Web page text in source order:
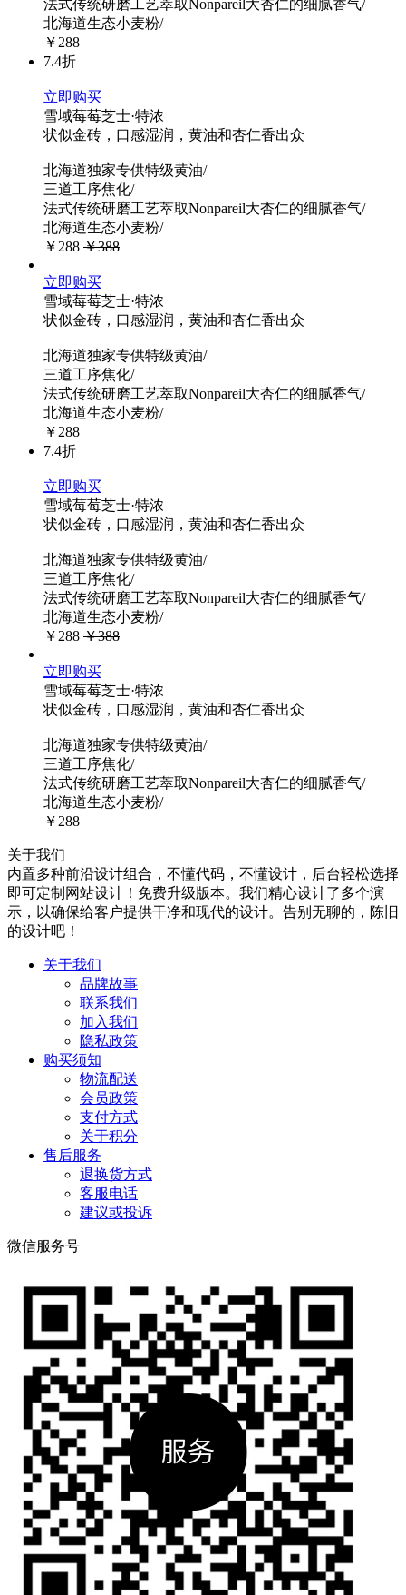
法式传统研磨工艺萃取Nonpareil大杏仁的细腻香气/
北海道生态小麦粉/
￥288
7.4折
立即购买
雪域莓莓芝士·特浓
状似金砖，口感湿润，黄油和杏仁香出众
北海道独家专供特级黄油/
三道工序焦化/
法式传统研磨工艺萃取Nonpareil大杏仁的细腻香气/
北海道生态小麦粉/
￥288 ￥388
立即购买
雪域莓莓芝士·特浓
状似金砖，口感湿润，黄油和杏仁香出众
北海道独家专供特级黄油/
三道工序焦化/
法式传统研磨工艺萃取Nonpareil大杏仁的细腻香气/
北海道生态小麦粉/
￥288
7.4折
立即购买
雪域莓莓芝士·特浓
状似金砖，口感湿润，黄油和杏仁香出众
北海道独家专供特级黄油/
三道工序焦化/
法式传统研磨工艺萃取Nonpareil大杏仁的细腻香气/
北海道生态小麦粉/
￥288 ￥388
立即购买
雪域莓莓芝士·特浓
状似金砖，口感湿润，黄油和杏仁香出众
北海道独家专供特级黄油/
三道工序焦化/
法式传统研磨工艺萃取Nonpareil大杏仁的细腻香气/
北海道生态小麦粉/
￥288
关于我们
内置多种前沿设计组合，不懂代码，不懂设计，后台轻松选择
即可定制网站设计！免费升级版本。我们精心设计了多个演
示，以确保给客户提供干净和现代的设计。告别无聊的，陈旧
的设计吧！
关于我们
品牌故事
联系我们
加入我们
隐私政策
购买须知
物流配送
会员政策
支付方式
关于积分
售后服务
退换货方式
客服电话
建议或投诉
微信服务号